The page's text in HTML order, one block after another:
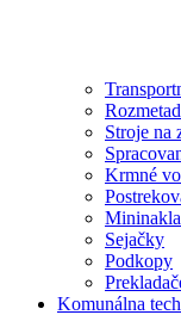
Stroje na
Krmné
Sejačky
Podkopy
Komunálna